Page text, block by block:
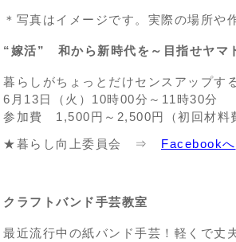
＊写真はイメージです。実際の場所や
“嫁活” 和から新時代を～目指せヤマ
暮らしがちょっとだけセンスアップす
6月13日（火）10時00分～11時30分
参加費 1,500円～2,500円（初回材料
★暮らし向上委員会 ⇒ Facebookへ
クラフトバンド手芸教室
最近流行中の紙バンド手芸！軽くで丈